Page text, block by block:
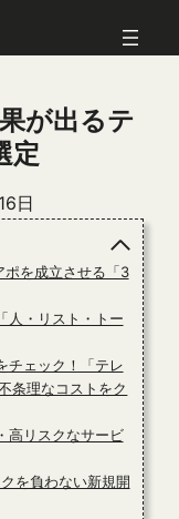
が出るテ
定
日
ポを成立させる「3
人・リスト・トー
チェック！「テレ
条理なコストをク
高リスクなサービ
を負わない新規開